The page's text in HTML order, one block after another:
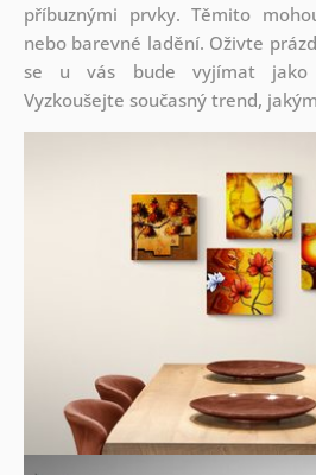
příbuznými prvky. Těmito
nebo barevné ladění. Oživte
se u vás bude vyjímat jako
Vyzkoušejte současný trend,